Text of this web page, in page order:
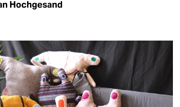
Hochgesand